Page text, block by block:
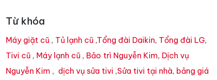
Từ khóa
Máy giặt cũ , Tủ lạnh cũ ,Tổng đài Daikin, Tổng đài LG,
Tivi cũ , Máy lạnh cũ , Bảo trì Nguyễn Kim, Dịch vụ
Nguyễn Kim , dịch vụ sửa tivi ,Sửa tivi tại nhà, bảng giá